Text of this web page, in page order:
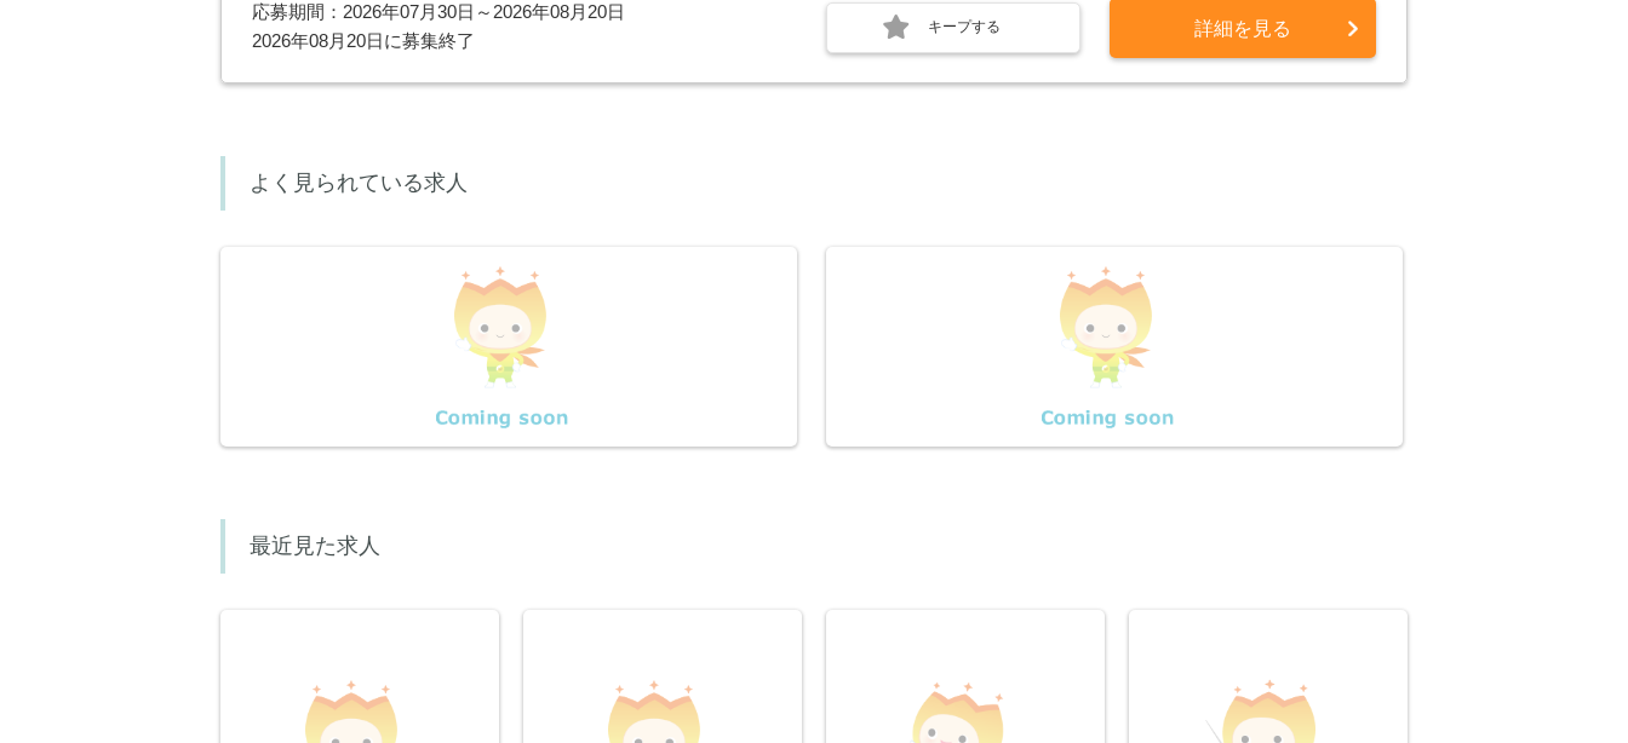
応募期間：2026年07月30日～2026年08月20日
2026年08月20日に募集終了
キープする 詳細を見る
よく見られている求人
最近見た求人